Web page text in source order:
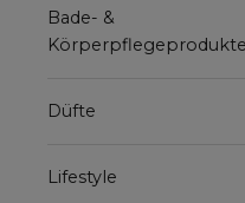
Bade- &
Körperpflegeprodukte
Düfte
Lifestyle